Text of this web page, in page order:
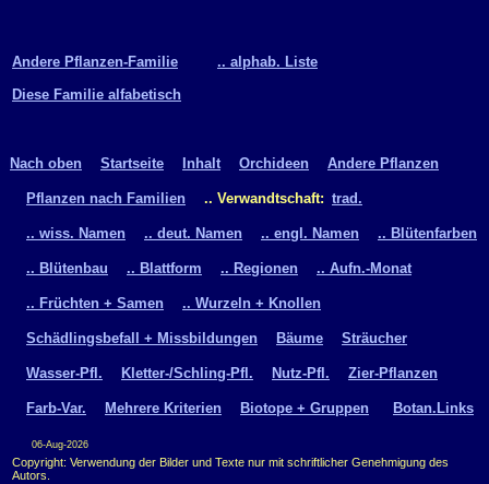
Andere Pflanzen-Familie
.. alphab. Liste
Diese Familie alfabetisch
Nach oben Startseite Inhalt Orchideen Andere Pflanzen
Pflanzen nach Familien .. Verwandtschaft: trad.
.. wiss. Namen .. deut. Namen .. engl. Namen .. Blütenfarben
.. Blütenbau .. Blattform .. Regionen .. Aufn.-Monat
.. Früchten + Samen .. Wurzeln + Knollen
Schädlingsbefall + Missbildungen Bäume Sträucher
Wasser-Pfl. Kletter-/Schling-Pfl. Nutz-Pfl. Zier-Pflanzen
Farb-Var. Mehrere Kriterien Biotope + Gruppen Botan.Links
06-Aug-2026
Copyright: Verwendung der Bilder und Texte nur mit schriftlicher Genehmigung des
Autors.